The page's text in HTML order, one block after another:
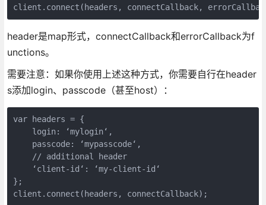
client.connect(headers, connectCallback,
header是map形式，connectCallback和errorCallback为f
unctions。
需要注意：如果你使用上述这种方式，你需要自行在header
s添加login、passcode（甚至host）：
var headers = {
    login: ‘mylogin‘,
    passcode: ‘mypasscode‘,
    // additional header
    ‘client-id‘: ‘my-client-id‘
};
client.connect(headers, connectCallback);